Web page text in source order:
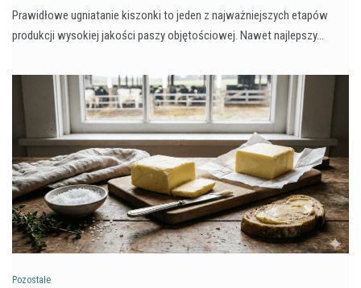
Prawidłowe ugniatanie kiszonki to jeden z najważniejszych etapów
produkcji wysokiej jakości paszy objętościowej. Nawet najlepszy…
Pozostałe